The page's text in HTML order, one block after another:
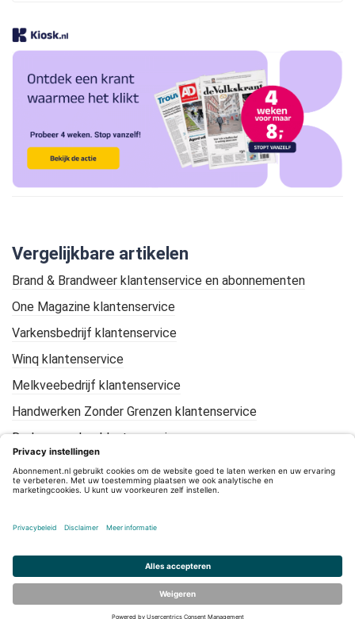
Vergelijkbare artikelen
Brand & Brandweer klantenservice en abonnementen
One Magazine klantenservice
Varkensbedrijf klantenservice
Winq klantenservice
Melkveebedrijf klantenservice
Handwerken Zonder Grenzen klantenservice
De Loonwerker klantenservice
KIJK Geschiedenis klantenservice
Mountain Bike Plus klantenservice